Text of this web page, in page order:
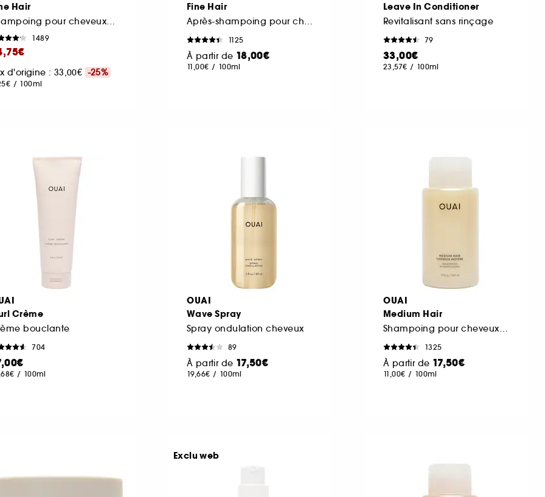
Hair
Shampoing pour cheveux fins
1489
d'origine : 33,00€ -25%
/ 100ml
Fine Hair
Après-shampoing pour cheveux fins
1125
À partir de 18,00€
11,00€ / 100ml
Leave In Conditioner
Revitalisant sans rinçage
79
33,00€
23,57€ / 100ml
Crème
bouclante
704
/ 100ml
OUAI
Wave Spray
Spray ondulation cheveux
89
À partir de 17,50€
19,66€ / 100ml
OUAI
Medium Hair
Shampoing pour cheveux moyens
1325
À partir de 17,50€
11,00€ / 100ml
Exclu web